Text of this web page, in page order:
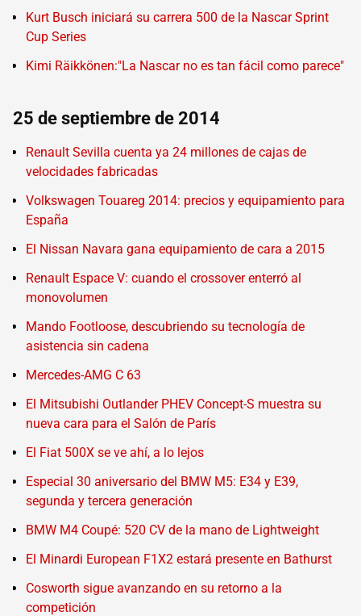
Kurt Busch iniciará su carrera 500 de la Nascar Sprint
Cup Series
Kimi Räikkönen:"La Nascar no es tan fácil como parece"
25 de septiembre de 2014
Renault Sevilla cuenta ya 24 millones de cajas de
velocidades fabricadas
Volkswagen Touareg 2014: precios y equipamiento para
España
El Nissan Navara gana equipamiento de cara a 2015
Renault Espace V: cuando el crossover enterró al
monovolumen
Mando Footloose, descubriendo su tecnología de
asistencia sin cadena
Mercedes-AMG C 63
El Mitsubishi Outlander PHEV Concept-S muestra su
nueva cara para el Salón de París
El Fiat 500X se ve ahí, a lo lejos
Especial 30 aniversario del BMW M5: E34 y E39,
segunda y tercera generación
BMW M4 Coupé: 520 CV de la mano de Lightweight
El Minardi European F1X2 estará presente en Bathurst
Cosworth sigue avanzando en su retorno a la
competición